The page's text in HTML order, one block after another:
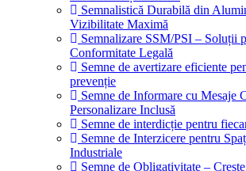
Semnalistică Durabilă din
Vizibilitate Maximă
Semnalizare SSM/PSI – Soluții
Conformitate Legală
Semne de avertizare eficiente
prevenție
Semne de Informare cu Mesaje
Personalizare Inclusă
Semne de interdicție pentru
Semne de Interzicere pentru
Industriale
Semne de Obligativitate –